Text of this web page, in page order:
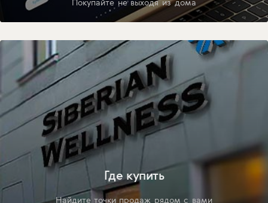
Покупайте не выходя из дома
Где купить
Найдите точки продаж рядом с вами